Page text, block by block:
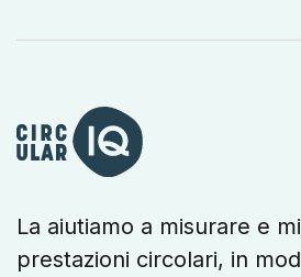
La aiutiamo a misurare e
prestazioni circolari, in